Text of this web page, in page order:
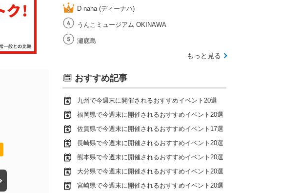
D-naha (ディーナハ)
うんこミュージアム OKINAWA
瀬底島
もっと見る
おすすめ記事
九州で今週末に開催されるおすすめイベント20選
福岡県で今週末に開催されるおすすめイベント20選
佐賀県で今週末に開催されるおすすめイベント17選
長崎県で今週末に開催されるおすすめイベント20選
熊本県で今週末に開催されるおすすめイベント20選
大分県で今週末に開催されるおすすめイベント20選
宮崎県で今週末に開催されるおすすめイベント20選